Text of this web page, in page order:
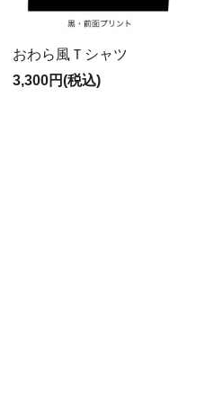
おわら風Ｔシャツ
3,300円(税込)